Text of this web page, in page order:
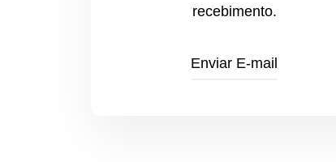
recebimento.
Enviar E-mail